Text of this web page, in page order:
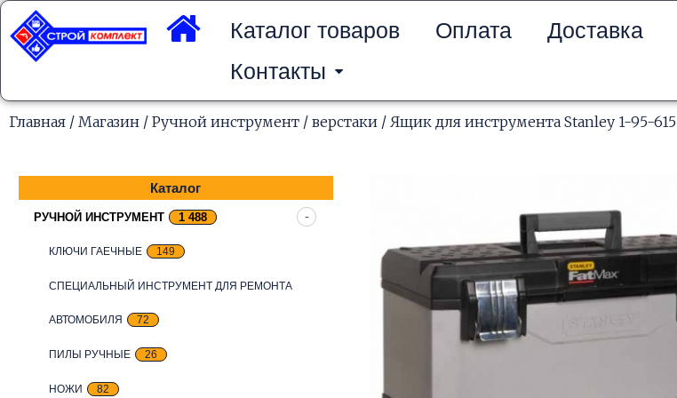
Перейти
содержимому
Каталог товаров Оплата
Доставка
Контакты
Главная / Магазин / Ручной инструмент / верстаки / Ящик для инструмента Stanley 1-95-615
Каталог
РУЧНОЙ ИНСТРУМЕНТ 1 488
КЛЮЧИ ГАЕЧНЫЕ 149
СПЕЦИАЛЬНЫЙ ИНСТРУМЕНТ ДЛЯ РЕМОНТА
АВТОМОБИЛЯ 72
ПИЛЫ РУЧНЫЕ 26
НОЖИ 82